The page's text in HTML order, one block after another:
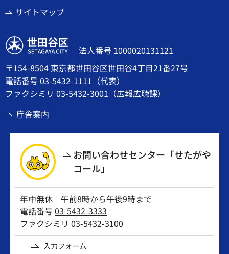
サイトマップ
世田谷区
法人番号 1000020131121
〒154-8504 東京都世田谷区世田谷4丁目21番27号
電話番号03-5432-1111 （代表）
ファクシミリ 03-5432-3001（広報広聴課）
庁舎案内
お問い合わせセンター「せたがや
コール」
年中無休 午前8時から午後9時まで
電話番号03-5432-3333
ファクシミリ 03-5432-3100
入力フォーム